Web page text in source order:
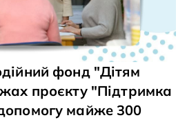
фонд "Дітям
проєкту "Підтримка
майже 300